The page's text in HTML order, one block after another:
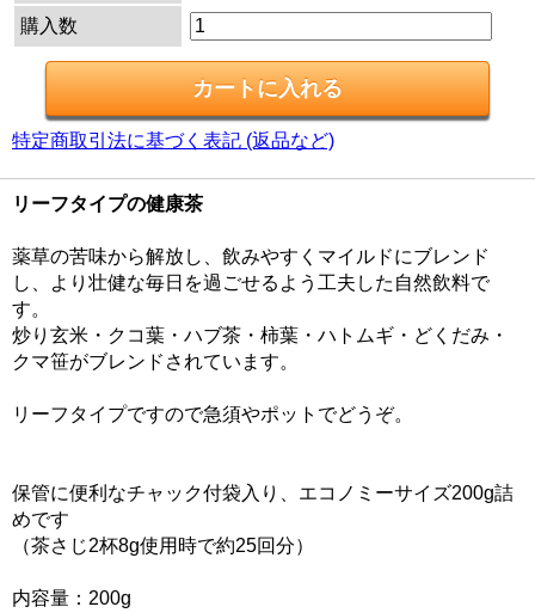
購入数
特定商取引法に基づく表記 (返品など)
リーフタイプの健康茶
薬草の苦味から解放し、飲みやすくマイルドにブレンド
し、より壮健な毎日を過ごせるよう工夫した自然飲料で
す。
炒り玄米・クコ葉・ハブ茶・柿葉・ハトムギ・どくだみ・
クマ笹がブレンドされています。
リーフタイプですので急須やポットでどうぞ。
保管に便利なチャック付袋入り、エコノミーサイズ200g詰
めです
（茶さじ2杯8g使用時で約25回分）
内容量：200g